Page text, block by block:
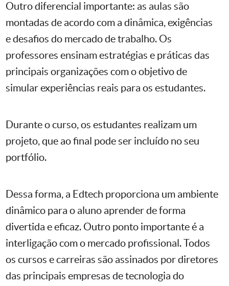
Outro diferencial importante: as aulas são
montadas de acordo com a dinâmica, exigências
e desafios do mercado de trabalho. Os
professores ensinam estratégias e práticas das
principais organizações com o objetivo de
simular experiências reais para os estudantes.
Durante o curso, os estudantes realizam um
projeto, que ao final pode ser incluído no seu
portfólio.
Dessa forma, a Edtech proporciona um ambiente
dinâmico para o aluno aprender de forma
divertida e eficaz. Outro ponto importante é a
interligação com o mercado profissional. Todos
os cursos e carreiras são assinados por diretores
das principais empresas de tecnologia do